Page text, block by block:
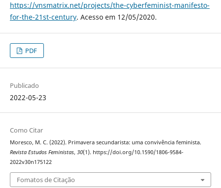
https://vnsmatrix.net/projects/the-cyberfeminist-manifesto-
for-the-21st-century. Acesso em 12/05/2020.
PDF
Publicado
2022-05-23
Como Citar
Moresco, M. C. (2022). Primavera secundarista: uma convivência feminista.
Revista Estudos Feministas, 30(1). https://doi.org/10.1590/1806-9584-
2022v30n175122
Fomatos de Citação